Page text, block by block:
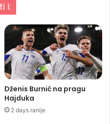
i:
Dženis Burnić na pragu
Hajduka
2 days ranije